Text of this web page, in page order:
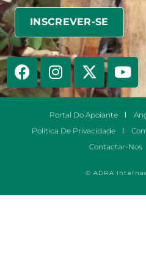
© ADRA
Portal Do Apoiante
Política De Privacidade
Contactar-Nos